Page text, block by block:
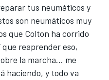
tus neumáticos y
son neumáticos muy
que Colton ha corrido
reaprender eso,
la marcha... me
haciendo, y todo va